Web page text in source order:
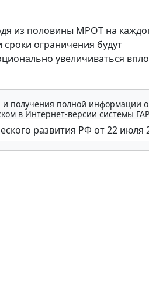
из половины МРОТ на
сроки ограничения будут
увеличиваться
и получения полной информации
в Интернет-версии системы